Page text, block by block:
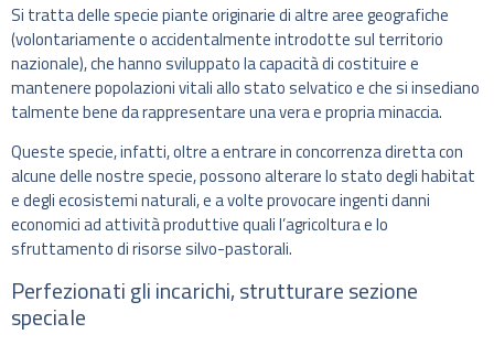
Si tratta delle specie piante originarie di altre aree geografiche
(volontariamente o accidentalmente introdotte sul territorio
nazionale), che hanno sviluppato la capacità di costituire e
mantenere popolazioni vitali allo stato selvatico e che si insediano
talmente bene da rappresentare una vera e propria minaccia.
Queste specie, infatti, oltre a entrare in concorrenza diretta con
alcune delle nostre specie, possono alterare lo stato degli habitat
e degli ecosistemi naturali, e a volte provocare ingenti danni
economici ad attività produttive quali l’agricoltura e lo
sfruttamento di risorse silvo-pastorali.
Perfezionati gli incarichi, strutturare sezione
speciale